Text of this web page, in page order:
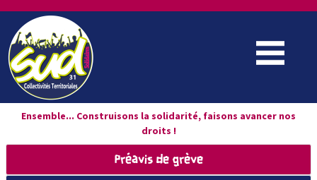
Ensemble... Construisons la solidarité, faisons avancer nos
droits !
Préavis de grève